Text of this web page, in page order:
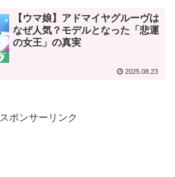
【ウマ娘】アドマイヤグルーヴは
なぜ人気？モデルとなった「悲運
の女王」の真実
2025.08.23
スポンサーリンク